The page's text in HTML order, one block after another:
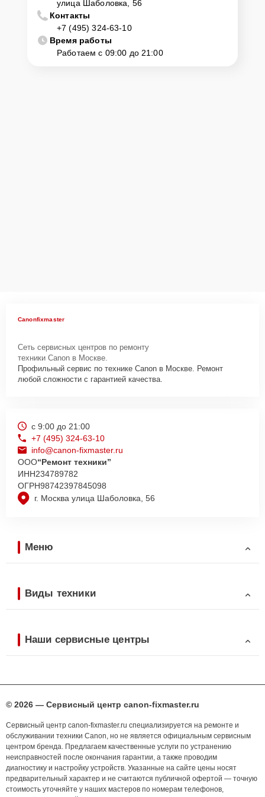
улица Шаболовка, 56
Контакты
+7 (495) 324-63-10
Время работы
Работаем с 09:00 до 21:00
Canonfixmaster
Сеть сервисных центров по ремонту
техники Canon в Москве.
Профильный сервис по технике Canon в Москве. Ремонт
любой сложности с гарантией качества.
г. Москва улица Шаболовка, 56
с 9:00 до 21:00
+7 (495) 324-63-10
info@canon-fixmaster.ru
ООО“Ремонт техники”
ИНН234789782
ОГРН98742397845098
Меню
Виды техники
Наши сервисные центры
© 2026 — Сервисный центр canon-fixmaster.ru
Сервисный центр canon-fixmaster.ru специализируется на ремонте и
обслуживании техники Canon, но не является официальным сервисным
центром бренда. Предлагаем качественные услуги по устранению
неисправностей после окончания гарантии, а также проводим
диагностику и настройку устройств. Указанные на сайте цены носят
предварительный характер и не считаются публичной офертой — точную
стоимость уточняйте у наших мастеров по номерам телефонов,